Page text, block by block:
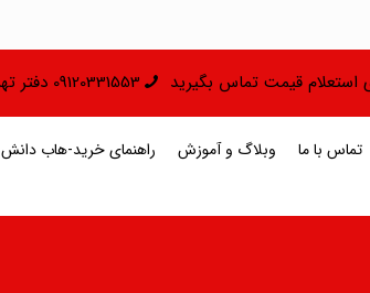
استعلام قیمت تماس بگیرید 09120331553 دفتر تهران
تماس با ما وبلاگ و آموزش راهنمای خرید-هاب دانش